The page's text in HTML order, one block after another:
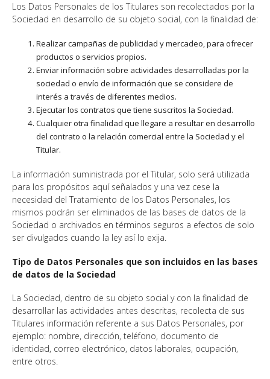
Los Datos Personales de los Titulares son recolectados por la
Sociedad en desarrollo de su objeto social, con la finalidad de:
Realizar campañas de publicidad y mercadeo, para ofrecer
productos o servicios propios.
Enviar información sobre actividades desarrolladas por la
sociedad o envío de información que se considere de
interés a través de diferentes medios.
Ejecutar los contratos que tiene suscritos la Sociedad.
Cualquier otra finalidad que llegare a resultar en desarrollo
del contrato o la relación comercial entre la Sociedad y el
Titular.
La información suministrada por el Titular, solo será utilizada
para los propósitos aquí señalados y una vez cese la
necesidad del Tratamiento de los Datos Personales, los
mismos podrán ser eliminados de las bases de datos de la
Sociedad o archivados en términos seguros a efectos de solo
ser divulgados cuando la ley así lo exija.
Tipo de Datos Personales que son incluidos en las bases
de datos de la Sociedad
La Sociedad, dentro de su objeto social y con la finalidad de
desarrollar las actividades antes descritas, recolecta de sus
Titulares información referente a sus Datos Personales, por
ejemplo: nombre, dirección, teléfono, documento de
identidad, correo electrónico, datos laborales, ocupación,
entre otros.